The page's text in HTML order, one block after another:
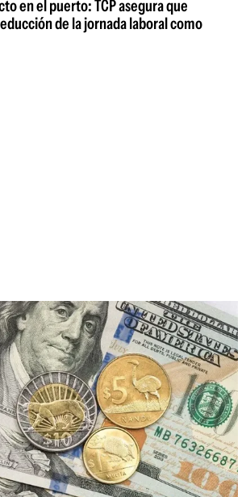
en el puerto: TCP asegura que
de la jornada laboral como